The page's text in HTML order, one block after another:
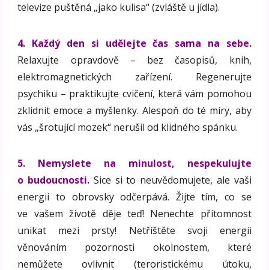
televize puštěná „jako kulisa“ (zvláště u jídla).
4. Každý den si udělejte čas sama na sebe.
Relaxujte opravdově – bez časopisů, knih,
elektromagnetických zařízení. Regenerujte
psychiku – praktikujte cvičení, která vám pomohou
zklidnit emoce a myšlenky. Alespoň do té míry, aby
vás „šrotující mozek“ nerušil od klidného spánku.
5. Nemyslete na minulost, nespekulujte
o budoucnosti. Sice si to neuvědomujete, ale vaši
energii to obrovsky odčerpává. Žijte tím, co se
ve vašem životě děje teď! Nenechte přítomnost
unikat mezi prsty! Netříštěte svoji energii
věnováním pozornosti okolnostem, které
nemůžete ovlivnit (teroristickému útoku,